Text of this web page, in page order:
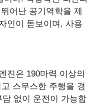
어난 공기역학을 제
인이 돋보이며, 사용
진은 190마력 이상의
스무스한 주행을 경
없이 운전이 가능합